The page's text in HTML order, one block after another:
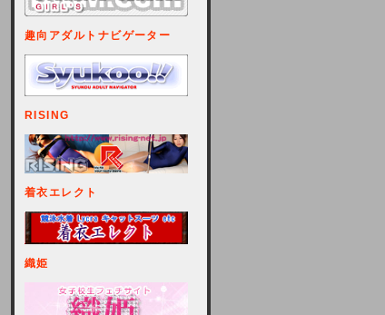
趣向アダルトナビゲーター
RISING
着衣エレクト
織姫